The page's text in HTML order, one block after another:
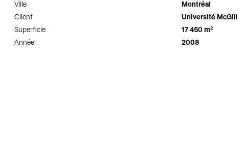
Ville
Montréal
Client
Université McGill
Superficie
17 450 m²
Année
2008